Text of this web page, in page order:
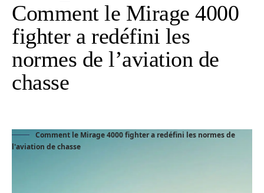
Comment le Mirage 4000
fighter a redéfini les
normes de l’aviation de
chasse
Comment le Mirage 4000 fighter a redéfini les normes de
l'aviation de chasse